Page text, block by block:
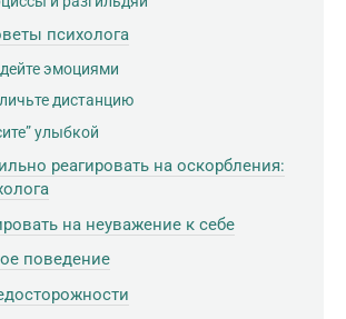
психолога
эмоциями
дистанцию
улыбкой
реагировать на оскорбления:
на неуважение к себе
поведение